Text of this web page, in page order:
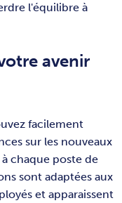
l'équilibre à
avenir
facilement
sur les nouveaux
chaque poste de
sont adaptées aux
et apparaissent